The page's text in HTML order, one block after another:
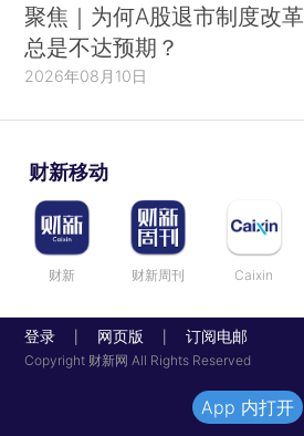
聚焦｜为何A股退市制度改革
总是不达预期？
2026年08月10日
财新移动
财新 财新周刊 Caixin
登录 网页版 订阅电邮
Copyright 财新网 All Rights Reserved
App 内打开